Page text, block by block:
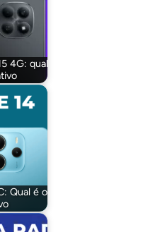
4G: qual
Qual é o